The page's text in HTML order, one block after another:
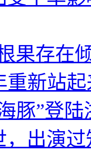
果存在
重新站
豚”登
，出演